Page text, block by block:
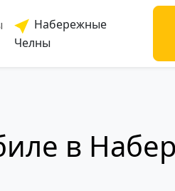
Набережные
Челны
в